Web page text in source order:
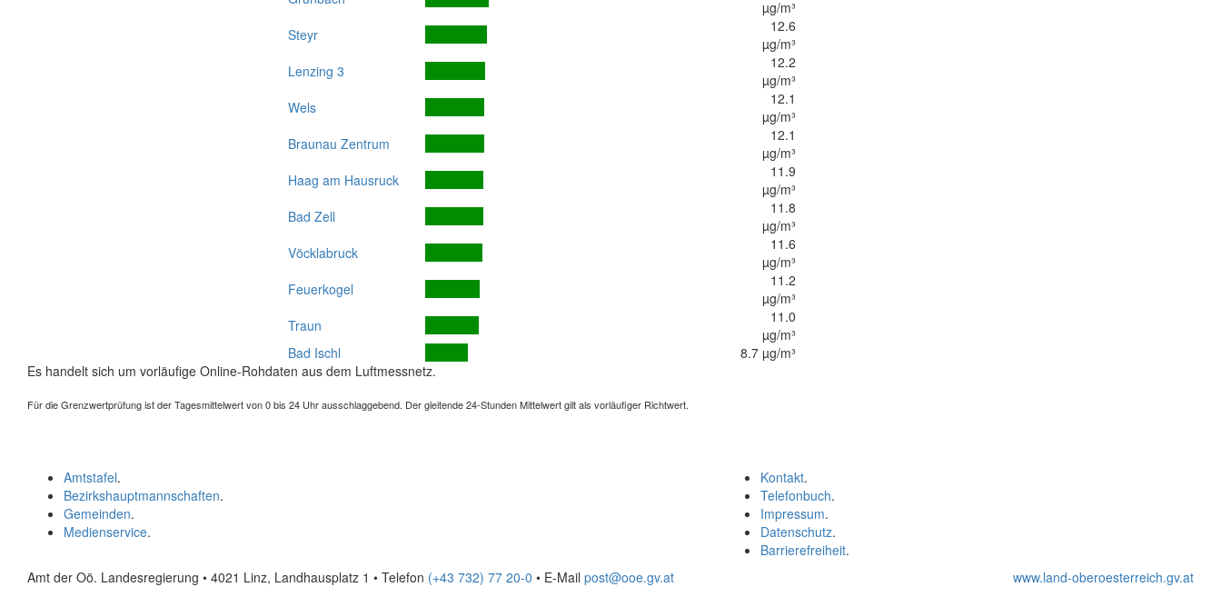
µg/m³
Steyr
12.6
µg/m³
Lenzing 3
12.2
µg/m³
Wels
12.1
µg/m³
Braunau Zentrum
12.1
µg/m³
Haag am Hausruck
11.9
µg/m³
Bad Zell
11.8
µg/m³
Vöcklabruck
11.6
µg/m³
Feuerkogel
11.2
µg/m³
Traun
11.0
µg/m³
Bad Ischl
8.7 µg/m³
Es handelt sich um vorläufige Online-Rohdaten aus dem Luftmessnetz.
Für die Grenzwertprüfung ist der Tagesmittelwert von 0 bis 24 Uhr ausschlaggebend. Der gleitende 24-Stunden Mittelwert gilt als vorläufiger Richtwert.
Kontakt.
Telefonbuch.
Impressum.
Datenschutz.
Barrierefreiheit.
Amtstafel.
Bezirkshauptmannschaften.
Gemeinden.
Medienservice.
Amt der Oö. Landesregierung • 4021 Linz, Landhausplatz 1 • Telefon (+43 732) 77 20-0 • E-Mail post@ooe.gv.at www.land-oberoesterreich.gv.at